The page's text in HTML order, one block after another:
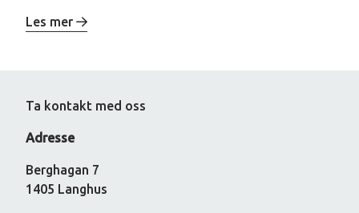
Les mer
Ta kontakt med oss
Adresse
Berghagan 7
1405 Langhus